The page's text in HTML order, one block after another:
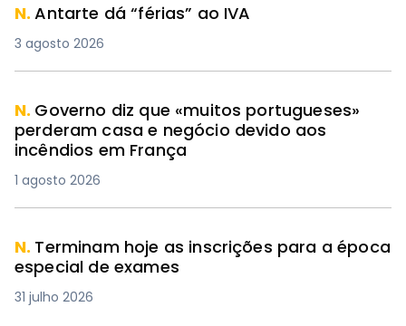
N.Antarte dá “férias” ao IVA
3 agosto 2026
N. Governo diz que «muitos portugueses»
perderam casa e negócio devido aos
incêndios em França
1 agosto 2026
N. Terminam hoje as inscrições para a época
especial de exames
31 julho 2026